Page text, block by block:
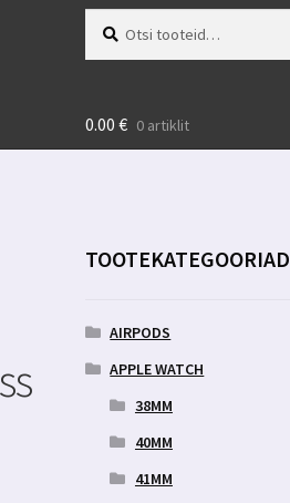
0.00 € 0 artiklit
TOOTEKATEGOORIAD
AIRPODS
APPLE WATCH
38MM
40MM
41MM